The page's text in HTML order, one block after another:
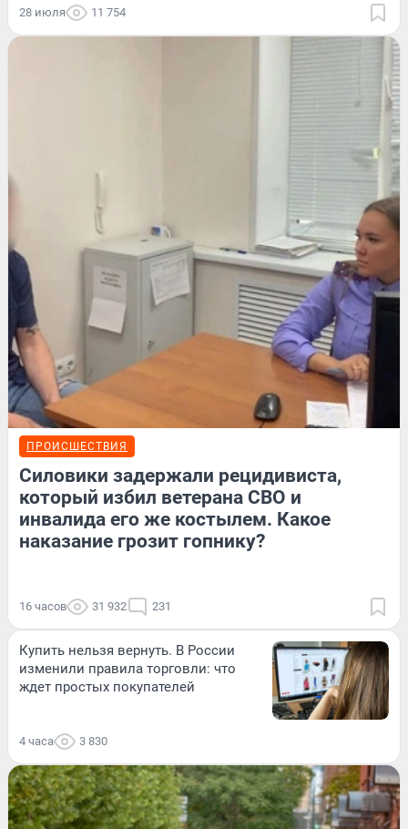
28 июля 11 754
ПРОИСШЕСТВИЯ
Силовики задержали рецидивиста,
который избил ветерана СВО и
инвалида его же костылем. Какое
наказание грозит гопнику?
16 часов 31 932 231
Купить нельзя вернуть. В России
изменили правила торговли: что
ждет простых покупателей
4 часа 3 830